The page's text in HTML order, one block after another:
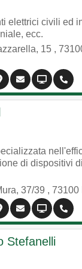
elettrici civili ed
ecc.
15 ,
di dispositivi
37/39 , 73100
Stefanelli